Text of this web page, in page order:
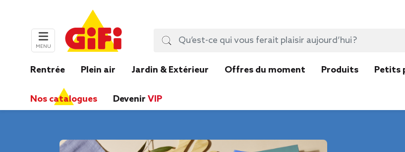
MENU
Rentrée Plein air Jardin & Extérieur Offres du moment Produits Petits
Nos catalogues Devenir VIP